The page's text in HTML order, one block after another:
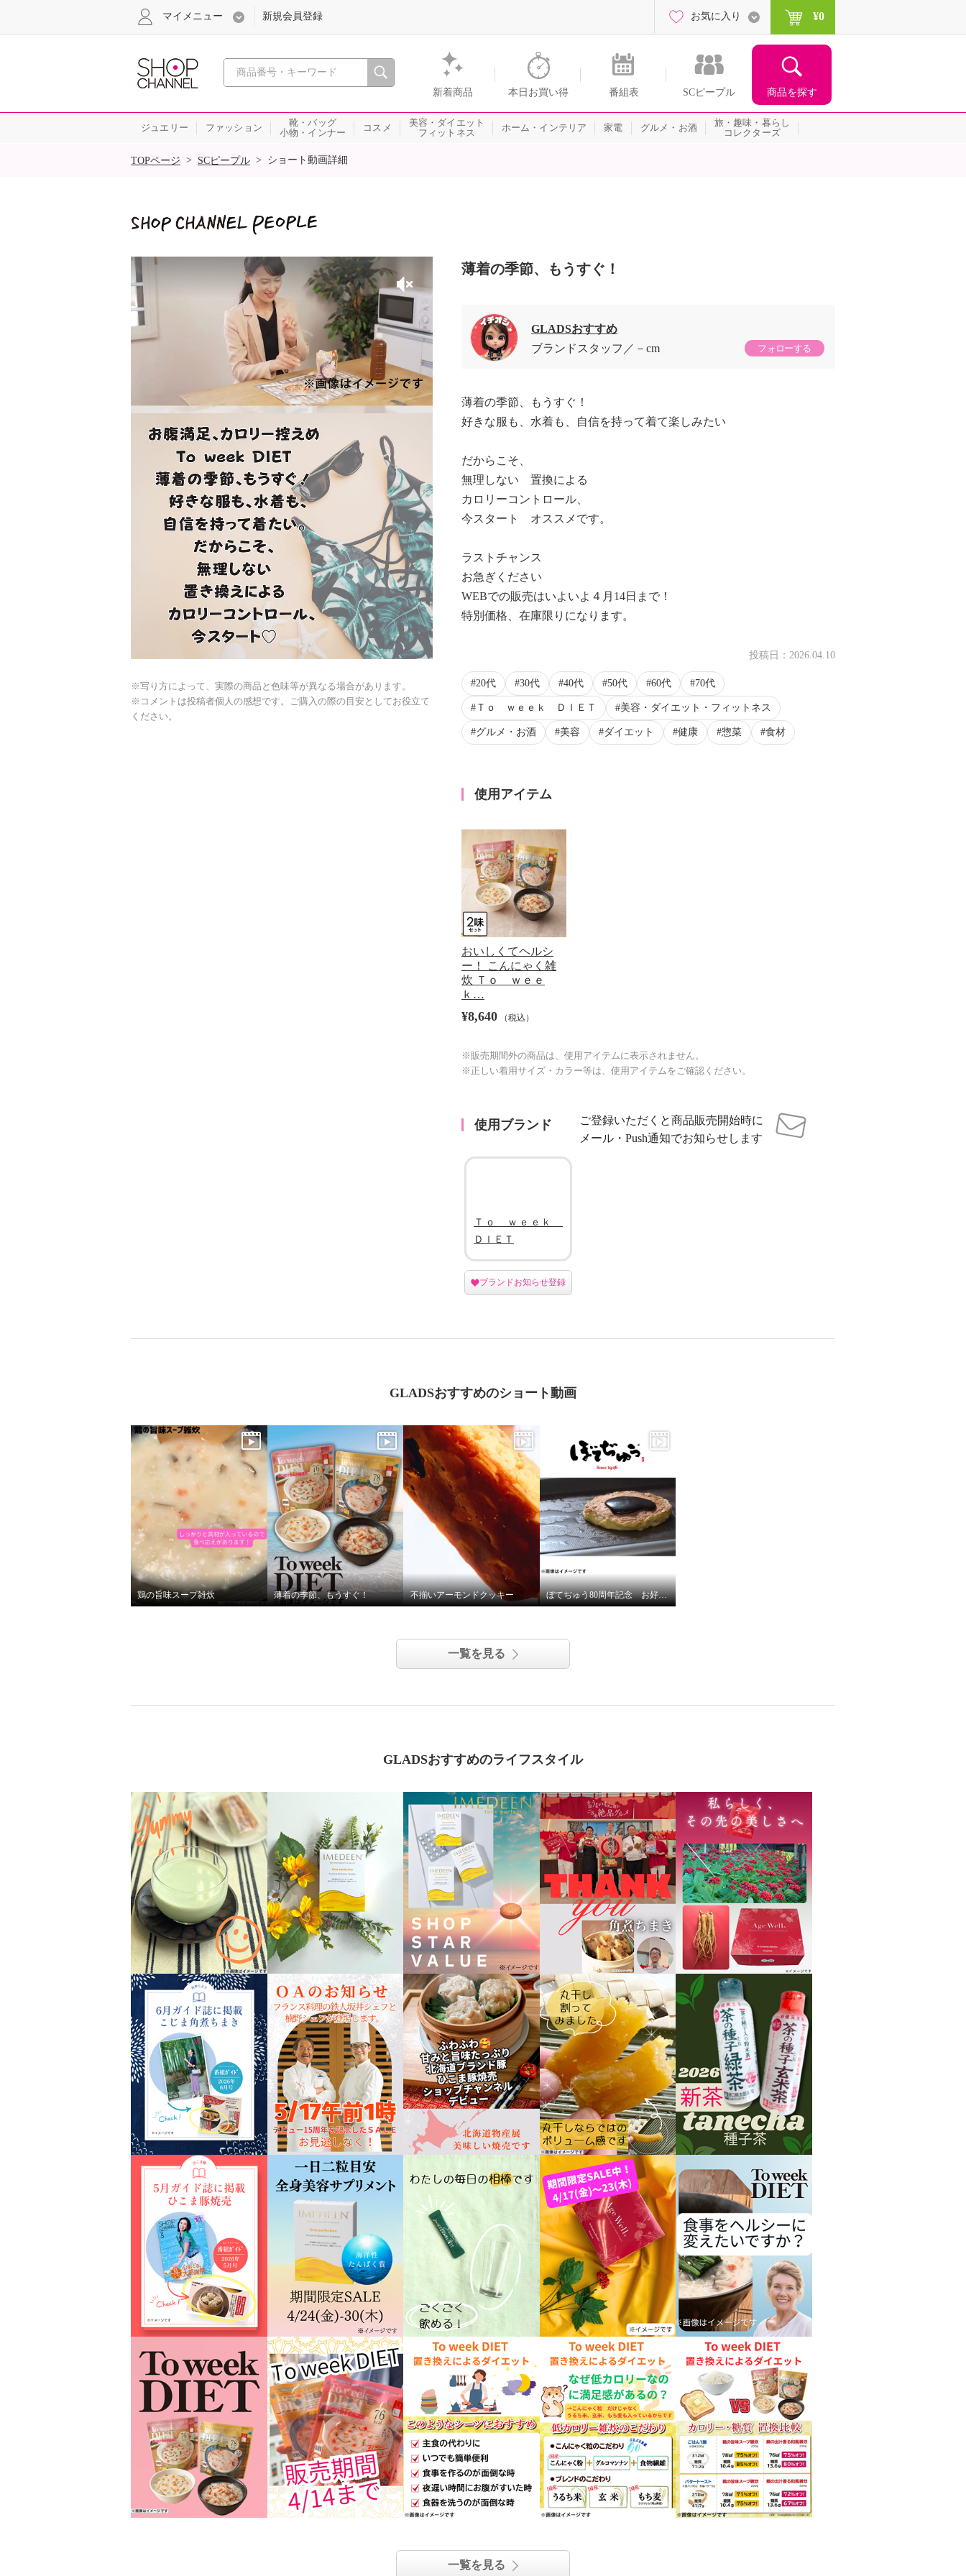
心おどる、瞬間を。通販・テレビショッピングのショップチャンネル
新着商品 本日お買い得 番組表 SCピープル 商品を探す
マイメニュー 新規会員登録 お気に入り ¥0
ジュエリー ファッション
靴・バッグ
小物・インナー
コスメ
美容・ダイエット
フィットネス
ホーム・インテリア 家電 グルメ・お酒
旅・趣味・暮らし
コレクターズ
SALE
TOPページ > SCピープル > ショート動画詳細
おいしくてヘルシー！ こんに
ゃく雑炊 Ｔｏ ｗｅｅｋ Ｄ
ＩＥＴ 鯛の出汁香る和風雑炊
＆ 鶏の旨味スープ雑炊 ２味セ
ット
¥0
※写り方によって、実際の商品と色味等が異なる場合があります。
※コメントは投稿者個人の感想です。ご購入の際の目安としてお役立て
ください。
薄着の季節、もうすぐ！
GLADSおすすめ
ブランドスタッフ
－cm フォローする
薄着の季節、もうすぐ！
好きな服も、水着も、自信を持って着て楽しみたい
だからこそ、
無理しない 置換による
カロリーコントロール、
今スタート オススメです。
ラストチャンス
お急ぎください
WEBでの販売はいよいよ４月14日まで！
特別価格、在庫限りになります。
投稿日： 2026.04.10
20代 30代 40代 50代 60代 70代
Ｔｏ ｗｅｅｋ ＤＩＥＴ 美容・ダイエット・フィットネス
グルメ・お酒 美容 ダイエット 健康 惣菜 食材
使用アイテム
おいしくてヘルシ
ー！ こんにゃく雑
炊 Ｔｏ ｗｅｅ
ｋ…
¥8,640 （税込）
※販売期間外の商品は、使用アイテムに表示されません。
※正しい着用サイズ・カラー等は、使用アイテムをご確認ください。
使用ブランド
ご登録いただくと商品販売開始時に
メール・Push通知でお知らせします
Ｔｏ ｗｅｅｋ
ＤＩＥＴ
ブランドお知らせ登録
GLADSおすすめのショート動画
鶏の旨味スープ雑炊 薄着の季節、もうすぐ！ 不揃いアーモンドクッキー ぼてぢゅう80周年記念 お好み焼
一覧を見る
GLADSおすすめのライフスタイル
一覧を見る